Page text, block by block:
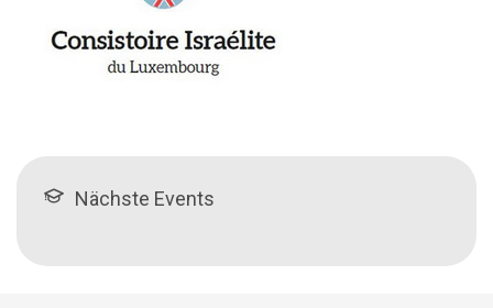
Nächste Events